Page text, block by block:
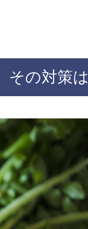
その対策